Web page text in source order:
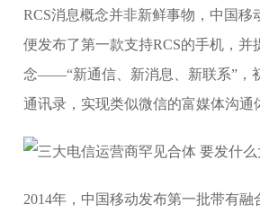
RCS消息概念并非新鲜事物，中国移
便发布了第一款支持RCS的手机，并
念——“新通信、新消息、新联系”，
通讯录，实现类似微信的富媒体沟通
2014年，中国移动发布第一批带有融